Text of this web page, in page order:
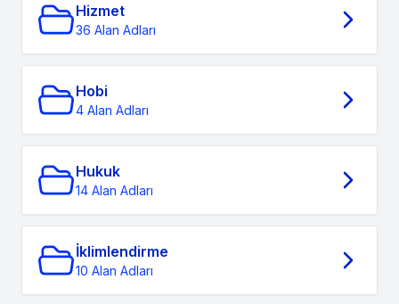
Hizmet
36 Alan Adları
Hobi
4 Alan Adları
Hukuk
14 Alan Adları
İklimlendirme
10 Alan Adları